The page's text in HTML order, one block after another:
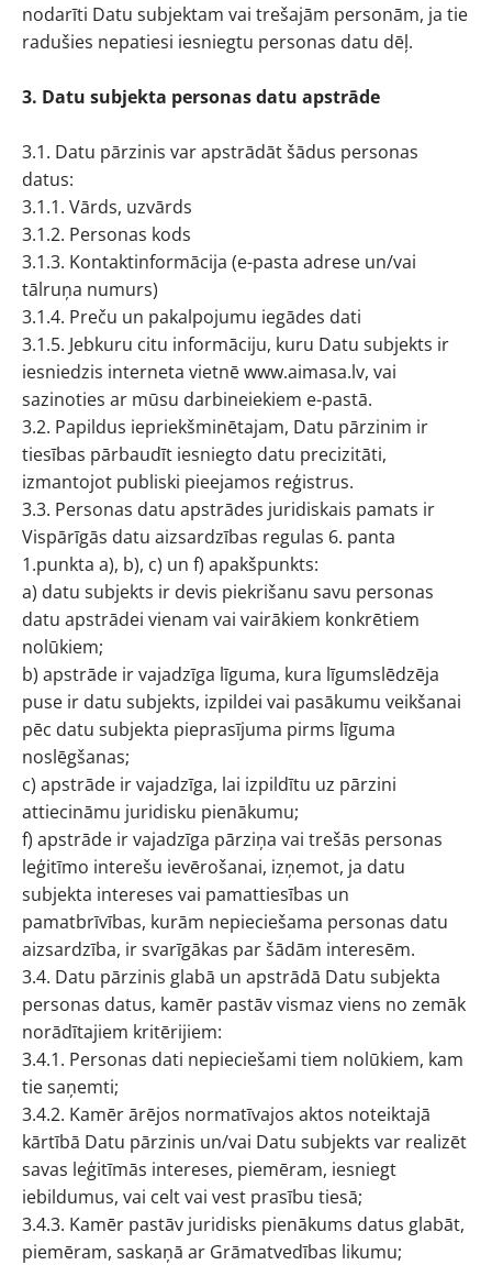
nodarīti Datu subjektam vai trešajām personām, ja tie
radušies nepatiesi iesniegtu personas datu dēļ.
3. Datu subjekta personas datu apstrāde
3.1. Datu pārzinis var apstrādāt šādus personas
datus:
3.1.1. Vārds, uzvārds
3.1.2. Personas kods
3.1.3. Kontaktinformācija (e-pasta adrese un/vai
tālruņa numurs)
3.1.4. Preču un pakalpojumu iegādes dati
3.1.5. Jebkuru citu informāciju, kuru Datu subjekts ir
iesniedzis interneta vietnē www.aimasa.lv, vai
sazinoties ar mūsu darbineiekiem e-pastā.
3.2. Papildus iepriekšminētajam, Datu pārzinim ir
tiesības pārbaudīt iesniegto datu precizitāti,
izmantojot publiski pieejamos reģistrus.
3.3. Personas datu apstrādes juridiskais pamats ir
Vispārīgās datu aizsardzības regulas 6. panta
1.punkta a), b), c) un f) apakšpunkts:
a) datu subjekts ir devis piekrišanu savu personas
datu apstrādei vienam vai vairākiem konkrētiem
nolūkiem;
b) apstrāde ir vajadzīga līguma, kura līgumslēdzēja
puse ir datu subjekts, izpildei vai pasākumu veikšanai
pēc datu subjekta pieprasījuma pirms līguma
noslēgšanas;
c) apstrāde ir vajadzīga, lai izpildītu uz pārzini
attiecināmu juridisku pienākumu;
f) apstrāde ir vajadzīga pārziņa vai trešās personas
leģitīmo interešu ievērošanai, izņemot, ja datu
subjekta intereses vai pamattiesības un
pamatbrīvības, kurām nepieciešama personas datu
aizsardzība, ir svarīgākas par šādām interesēm.
3.4. Datu pārzinis glabā un apstrādā Datu subjekta
personas datus, kamēr pastāv vismaz viens no zemāk
norādītajiem kritērijiem:
3.4.1. Personas dati nepieciešami tiem nolūkiem, kam
tie saņemti;
3.4.2. Kamēr ārējos normatīvajos aktos noteiktajā
kārtībā Datu pārzinis un/vai Datu subjekts var realizēt
savas leģitīmās intereses, piemēram, iesniegt
iebildumus, vai celt vai vest prasību tiesā;
3.4.3. Kamēr pastāv juridisks pienākums datus glabāt,
piemēram, saskaņā ar Grāmatvedības likumu;